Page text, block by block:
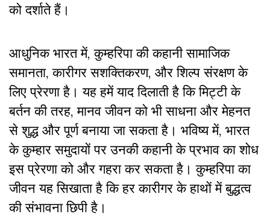
को दर्शाते हैं।
आधुनिक भारत में, कुम्हरिपा की कहानी सामाजिक
समानता, कारीगर सशक्तिकरण, और शिल्प संरक्षण के
लिए प्रेरणा है। यह हमें याद दिलाती है कि मिट्टी के
बर्तन की तरह, मानव जीवन को भी साधना और मेहनत
से शुद्ध और पूर्ण बनाया जा सकता है। भविष्य में, भारत
के कुम्हार समुदायों पर उनकी कहानी के प्रभाव का शोध
इस प्रेरणा को और गहरा कर सकता है। कुम्हरिपा का
जीवन यह सिखाता है कि हर कारीगर के हाथों में बुद्धत्व
की संभावना छिपी है।